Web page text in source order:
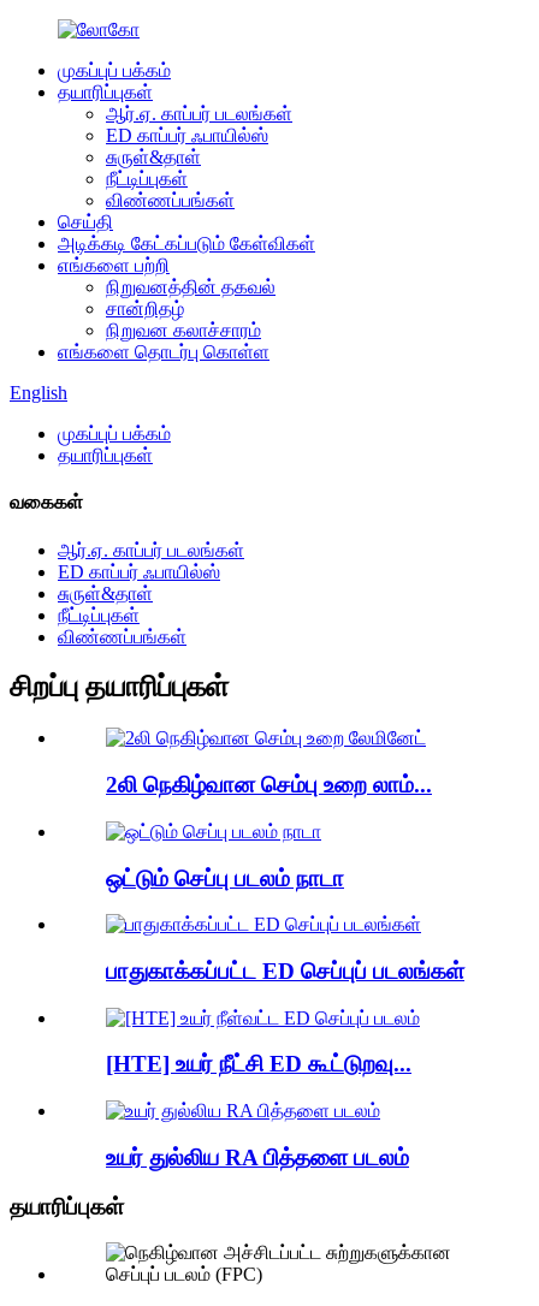
முகப்புப் பக்கம்
தயாரிப்புகள்
ஆர்.ஏ. காப்பர் படலங்கள்
ED காப்பர் ஃபாயில்ஸ்
சுருள்&தாள்
நீட்டிப்புகள்
விண்ணப்பங்கள்
செய்தி
அடிக்கடி கேட்கப்படும் கேள்விகள்
எங்களை பற்றி
நிறுவனத்தின் தகவல்
சான்றிதழ்
நிறுவன கலாச்சாரம்
எங்களை தொடர்பு கொள்ள
English
முகப்புப் பக்கம்
தயாரிப்புகள்
வகைகள்
ஆர்.ஏ. காப்பர் படலங்கள்
ED காப்பர் ஃபாயில்ஸ்
சுருள்&தாள்
நீட்டிப்புகள்
விண்ணப்பங்கள்
சிறப்பு தயாரிப்புகள்
2லி நெகிழ்வான செம்பு உறை லாம்...
ஒட்டும் செப்பு படலம் நாடா
பாதுகாக்கப்பட்ட ED செப்புப் படலங்கள்
[HTE] உயர் நீட்சி ED கூட்டுறவு...
உயர் துல்லிய RA பித்தளை படலம்
தயாரிப்புகள்